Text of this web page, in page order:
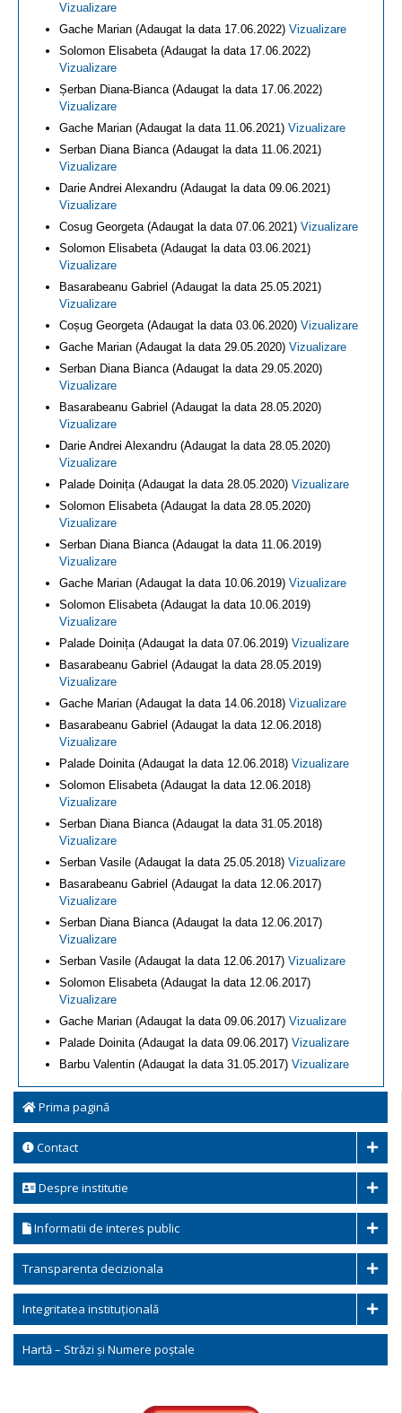
Prima pagină
Contact
Despre institutie
Informatii de interes public
Transparenta decizionala
Integritatea instituțională
Hartă – Străzi și Numere poștale
Vizualizare
Gache Marian (Adaugat la data 17.06.2022) Vizualizare
Solomon Elisabeta (Adaugat la data 17.06.2022)
Vizualizare
Șerban Diana-Bianca (Adaugat la data 17.06.2022)
Vizualizare
Gache Marian (Adaugat la data 11.06.2021) Vizualizare
Serban Diana Bianca (Adaugat la data 11.06.2021)
Vizualizare
Darie Andrei Alexandru (Adaugat la data 09.06.2021)
Vizualizare
Cosug Georgeta (Adaugat la data 07.06.2021) Vizualizare
Solomon Elisabeta (Adaugat la data 03.06.2021)
Vizualizare
Basarabeanu Gabriel (Adaugat la data 25.05.2021)
Vizualizare
Coșug Georgeta (Adaugat la data 03.06.2020) Vizualizare
Gache Marian (Adaugat la data 29.05.2020) Vizualizare
Serban Diana Bianca (Adaugat la data 29.05.2020)
Vizualizare
Basarabeanu Gabriel (Adaugat la data 28.05.2020)
Vizualizare
Darie Andrei Alexandru (Adaugat la data 28.05.2020)
Vizualizare
Palade Doinița (Adaugat la data 28.05.2020) Vizualizare
Solomon Elisabeta (Adaugat la data 28.05.2020)
Vizualizare
Serban Diana Bianca (Adaugat la data 11.06.2019)
Vizualizare
Gache Marian (Adaugat la data 10.06.2019) Vizualizare
Solomon Elisabeta (Adaugat la data 10.06.2019)
Vizualizare
Palade Doinița (Adaugat la data 07.06.2019) Vizualizare
Basarabeanu Gabriel (Adaugat la data 28.05.2019)
Vizualizare
Gache Marian (Adaugat la data 14.06.2018) Vizualizare
Basarabeanu Gabriel (Adaugat la data 12.06.2018)
Vizualizare
Palade Doinita (Adaugat la data 12.06.2018) Vizualizare
Solomon Elisabeta (Adaugat la data 12.06.2018)
Vizualizare
Serban Diana Bianca (Adaugat la data 31.05.2018)
Vizualizare
Serban Vasile (Adaugat la data 25.05.2018) Vizualizare
Basarabeanu Gabriel (Adaugat la data 12.06.2017)
Vizualizare
Serban Diana Bianca (Adaugat la data 12.06.2017)
Vizualizare
Serban Vasile (Adaugat la data 12.06.2017) Vizualizare
Solomon Elisabeta (Adaugat la data 12.06.2017)
Vizualizare
Gache Marian (Adaugat la data 09.06.2017) Vizualizare
Palade Doinita (Adaugat la data 09.06.2017) Vizualizare
Barbu Valentin (Adaugat la data 31.05.2017) Vizualizare